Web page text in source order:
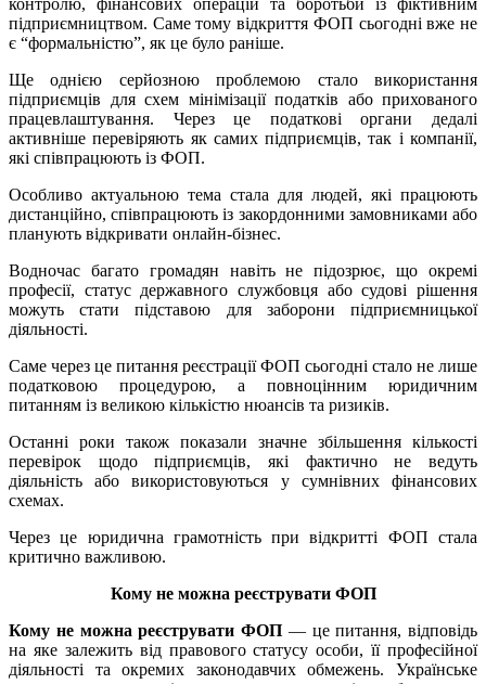
підприємництвом. Саме тому відкриття ФОП сьогодні вже не
є “формальністю”, як це було раніше.
Ще однією серйозною проблемою стало використання
підприємців для схем мінімізації податків або прихованого
працевлаштування. Через це податкові органи дедалі
активніше перевіряють як самих підприємців, так і компанії,
які співпрацюють із ФОП.
Особливо актуальною тема стала для людей, які працюють
дистанційно, співпрацюють із закордонними замовниками або
планують відкривати онлайн-бізнес.
Водночас багато громадян навіть не підозрює, що окремі
професії, статус державного службовця або судові рішення
можуть стати підставою для заборони підприємницької
діяльності.
Саме через це питання реєстрації ФОП сьогодні стало не лише
податковою процедурою, а повноцінним юридичним
питанням із великою кількістю нюансів та ризиків.
Останні роки також показали значне збільшення кількості
перевірок щодо підприємців, які фактично не ведуть
діяльність або використовуються у сумнівних фінансових
схемах.
Через це юридична грамотність при відкритті ФОП стала
критично важливою.
Кому не можна реєструвати ФОП
Кому не можна реєструвати ФОП — це питання, відповідь
на яке залежить від правового статусу особи, її професійної
діяльності та окремих законодавчих обмежень. Українське